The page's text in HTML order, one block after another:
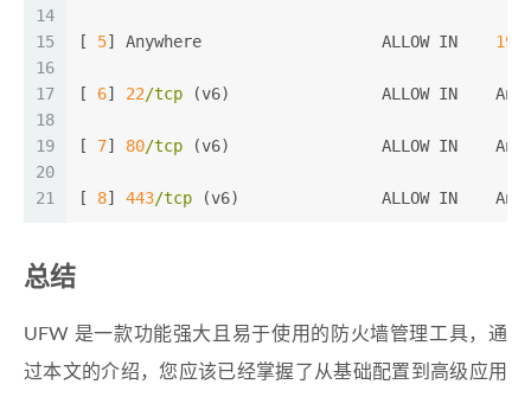
14
15
16
17
18
19
20
21
[ 5] Anywhere                   ALLOW IN
[ 6] 22/tcp (v6)                ALLOW IN
[ 7] 80/tcp (v6)                ALLOW IN
[ 8] 443/tcp (v6)               ALLOW IN
总结
UFW 是一款功能强大且易于使用的防火墙管理工具，通
过本文的介绍，您应该已经掌握了从基础配置到高级应用